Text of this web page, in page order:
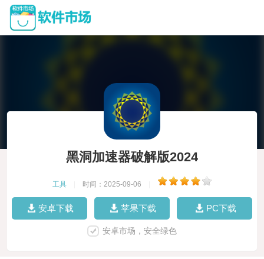
黑洞加速器破解版2024
工具 时间：2025-09-06
安卓下载 苹果下载 PC下载
安卓市场，安全绿色